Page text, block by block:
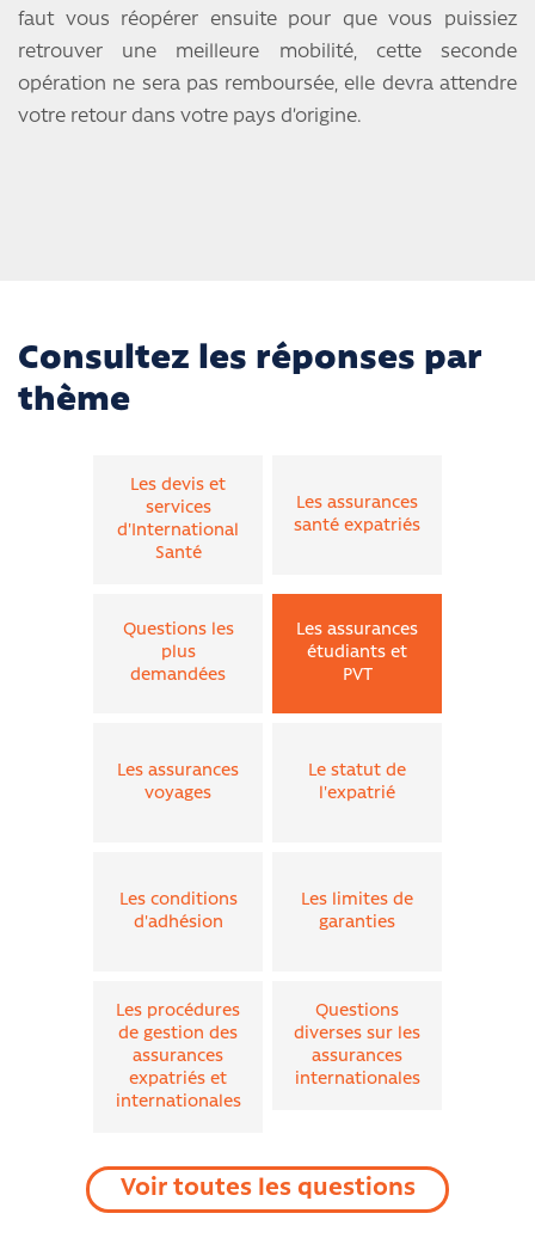
faut vous réopérer ensuite pour que vous puissiez
retrouver une meilleure mobilité, cette seconde
opération ne sera pas remboursée, elle devra attendre
votre retour dans votre pays d’origine.
Consultez les réponses par
thème
Les devis et
services
d'International
Santé
Les assurances
santé expatriés
Questions les
plus
demandées
Les assurances
étudiants et
PVT
Les assurances
voyages
Le statut de
l'expatrié
Les conditions
d'adhésion
Les limites de
garanties
Les procédures
de gestion des
assurances
expatriés et
internationales
Questions
diverses sur les
assurances
internationales
Voir toutes les questions